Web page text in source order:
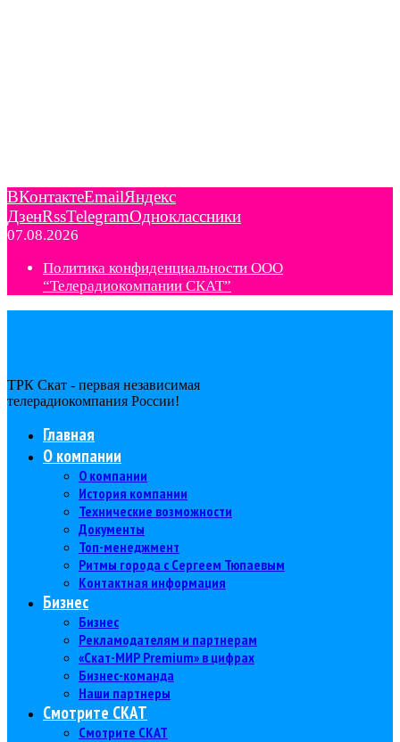
ВКонтактеEmailЯндекс
ДзенRssTelegramОдноклассники
07.08.2026
Политика конфиденциальности ООО
“Телерадиокомпании СКАТ”
ТРК Скат - первая независимая
телерадиокомпания Роcсии!
Главная
О компании
О компании
История компании
Технические возможности
Документы
Топ-менеджмент
Ритмы города с Сергеем Тюпаевым
Контактная информация
Бизнес
Бизнес
Рекламодателям и партнерам
«Скат-МИР Premium» в цифрах
Бизнес-команда
Наши партнеры
Смотрите СКАТ
Смотрите СКАТ